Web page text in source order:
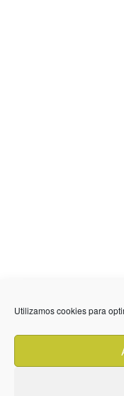
Utilizamos cookies para
636 01
info @
Privacidad